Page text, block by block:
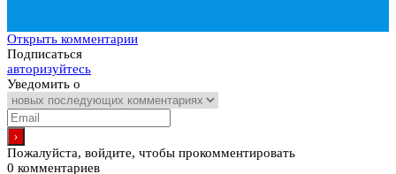
Открыть комментарии
Подписаться
авторизуйтесь
Уведомить о
Пожалуйста, войдите, чтобы прокомментировать
0 комментариев